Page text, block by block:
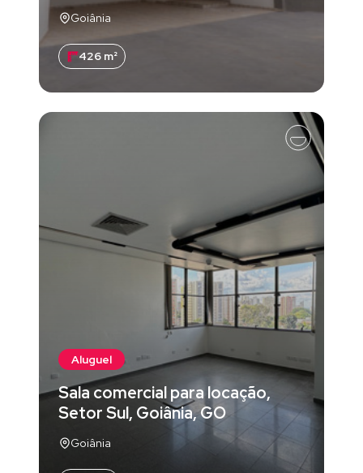
Goiânia
426 m²
Aluguel
Sala comercial para locação,
Setor Sul, Goiânia, GO
Goiânia